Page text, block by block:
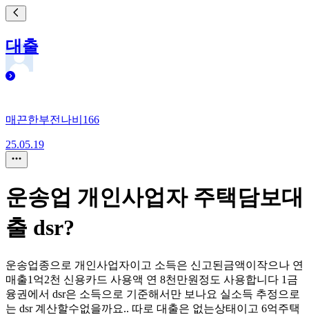
대출
매끈한부전나비166
25.05.19
운송업 개인사업자 주택담보대
출 dsr?
운송업종으로 개인사업자이고 소득은 신고된금액이작으나 연
매출1억2천 신용카드 사용액 연 8천만원정도 사용합니다 1금
융권에서 dsr은 소득으로 기준해서만 보나요 실소득 추정으로
는 dsr 계산할수없을까요.. 따로 대출은 없는상태이고 6억주택